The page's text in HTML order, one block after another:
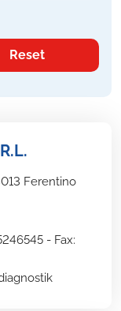
Reset
Ferentino
- Fax: